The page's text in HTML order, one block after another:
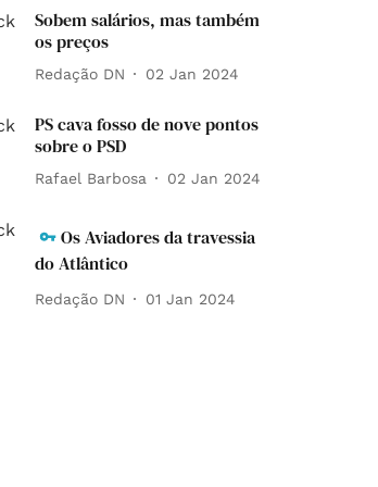
Sobem salários, mas também
os preços
Redação DN 02 Jan 2024
PS cava fosso de nove pontos
sobre o PSD
Rafael Barbosa 02 Jan 2024
Os Aviadores da travessia
do Atlântico
Redação DN 01 Jan 2024